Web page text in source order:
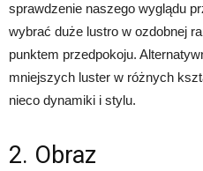
sprawdzenie naszego wyglądu
wybrać duże lustro w ozdobnej
punktem przedpokoju.
mniejszych luster w różnych
nieco dynamiki i stylu.
2. Obraz